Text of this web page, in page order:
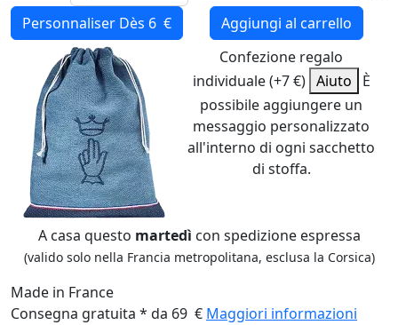
Personnaliser Dès 6 €
Aggiungi al carrello
Confezione regalo
individuale (+7 €) Aiuto
È
possibile aggiungere un
messaggio personalizzato
all'interno di ogni sacchetto
di stoffa.
A casa questo martedì con spedizione espressa
(valido solo nella Francia metropolitana, esclusa la Corsica)
Made in France
Consegna gratuita * da 69 € Maggiori informazioni